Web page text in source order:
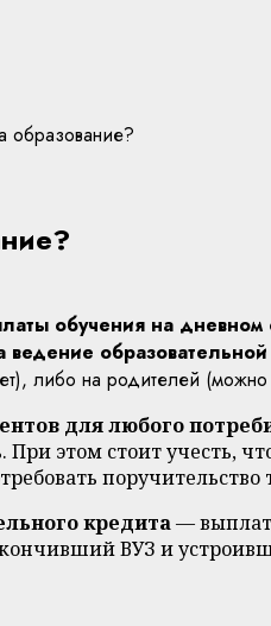
образование?
обучения на
либо на родителей (можно
для любого
этом стоит учесть,
поручительство
кредита—
ВУЗ и